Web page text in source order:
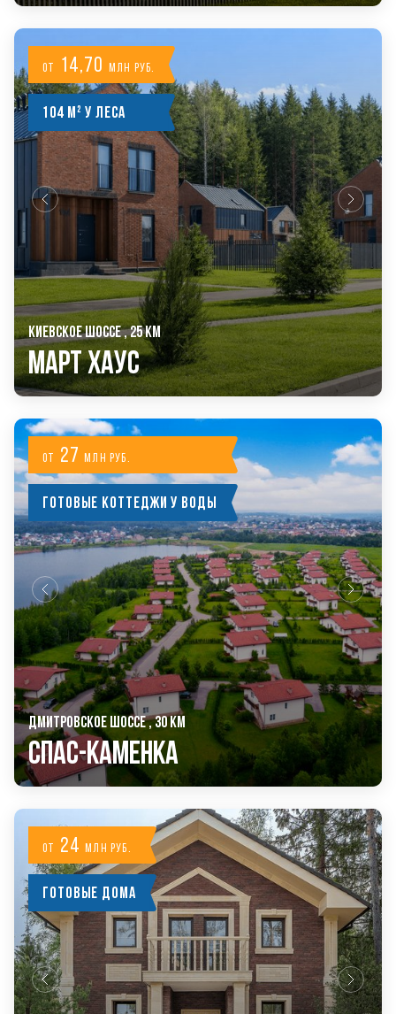
от 14,70 млн руб.
104 м² у леса
КИЕВСКОЕ ШОССЕ , 25 КМ
Март Хаус
от 27млн руб.
Готовые коттеджи у воды
ДМИТРОВСКОЕ ШОССЕ , 30 КМ
Спас-Каменка
от 24млн руб.
Готовые дома